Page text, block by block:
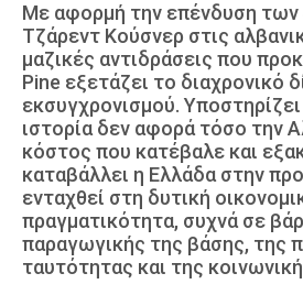
Με αφορμή την επένδυση των
Τζάρεντ Κούσνερ στις
μαζικές αντιδράσεις που
Pine εξετάζει το διαχρονικό
εκσυγχρονισμού.
ιστορία δεν αφορά τόσο την
κόστος που κατέβαλε και
καταβάλλει η Ελλάδα στην
ενταχθεί στη δυτική
πραγματικότητα, συχνά σε
παραγωγικής της βάσης, της
ταυτότητας και της